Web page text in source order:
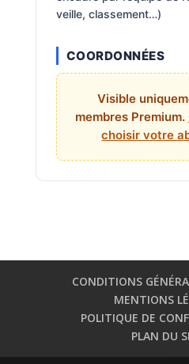
veille, classement…)
COORDONNÉES
Visible
membres Premium.
choisir votre
CONDITIONS
MENTIONS
POLITIQUE DE
PLAN DU